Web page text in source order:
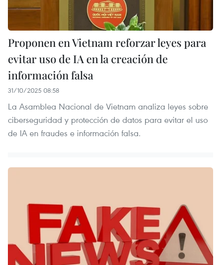
Proponen en Vietnam reforzar leyes para
evitar uso de IA en la creación de
información falsa
31/10/2025 08:58
La Asamblea Nacional de Vietnam analiza leyes sobre
ciberseguridad y protección de datos para evitar el uso
de IA en fraudes e información falsa.